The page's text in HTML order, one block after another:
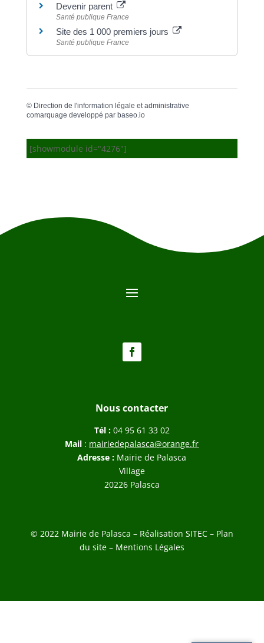
Devenir parent
Santé publique France
Site des 1 000 premiers jours
Santé publique France
© Direction de l'information légale et administrative
comarquage developpé par baseo.io
[showmodule id="4276"]
Nous contacter
Tél : 04 95 61 33 02
Mail : mairiedepalasca@orange.fr
Adresse : Mairie de Palasca
Village
20226 Palasca
© 2022 Mairie de Palasca – Réalisation SITEC– Plan
du site – Mentions Légales